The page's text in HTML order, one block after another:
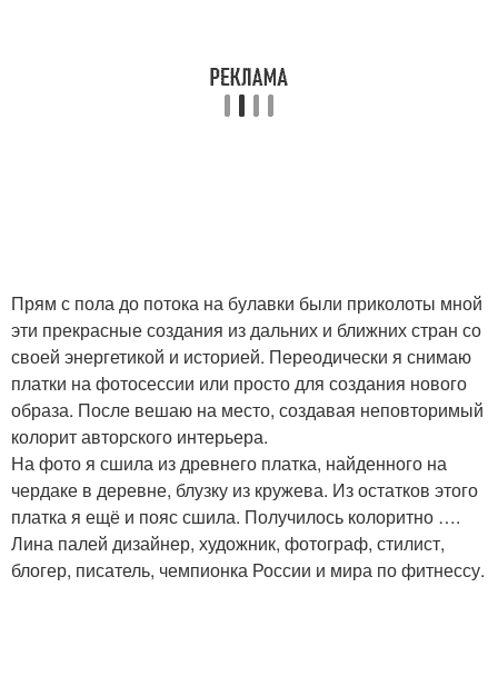
Прям с пола до потока на булавки были приколоты мной
эти прекрасные создания из дальних и ближних стран со
своей энергетикой и историей. Переодически я снимаю
платки на фотосессии или просто для создания нового
образа. После вешаю на место, создавая неповторимый
колорит авторского интерьера.
На фото я сшила из древнего платка, найденного на
чердаке в деревне, блузку из кружева. Из остатков этого
платка я ещё и пояс сшила. Получилось колоритно ….
Лина палей дизайнер, художник, фотограф, стилист,
блогер, писатель, чемпионка России и мира по фитнессу.